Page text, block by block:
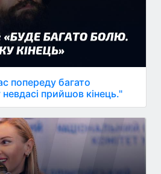
попереду багато
прийшов кінець."